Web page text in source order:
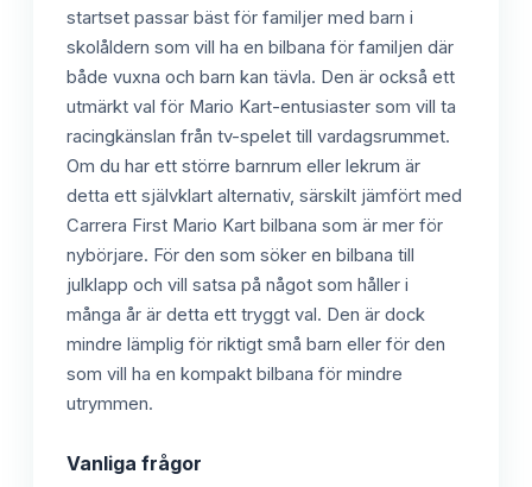
startset passar bäst för familjer med barn i
skolåldern som vill ha en bilbana för familjen där
både vuxna och barn kan tävla. Den är också ett
utmärkt val för Mario Kart-entusiaster som vill ta
racingkänslan från tv-spelet till vardagsrummet.
Om du har ett större barnrum eller lekrum är
detta ett självklart alternativ, särskilt jämfört med
Carrera First Mario Kart bilbana som är mer för
nybörjare. För den som söker en bilbana till
julklapp och vill satsa på något som håller i
många år är detta ett tryggt val. Den är dock
mindre lämplig för riktigt små barn eller för den
som vill ha en kompakt bilbana för mindre
utrymmen.
Vanliga frågor